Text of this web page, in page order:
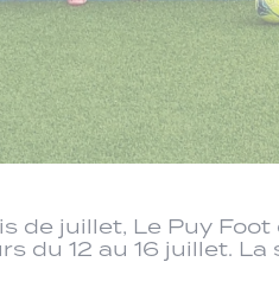
de juillet, Le Puy
du 12 au 16 juillet.